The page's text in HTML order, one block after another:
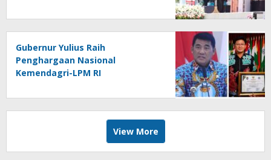
Gubernur Yulius Raih
Penghargaan Nasional
Kemendagri-LPM RI
View More